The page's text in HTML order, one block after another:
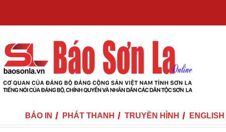
BÁO IN PHÁT THANH TRUYỀN HÌNH ENGLISH